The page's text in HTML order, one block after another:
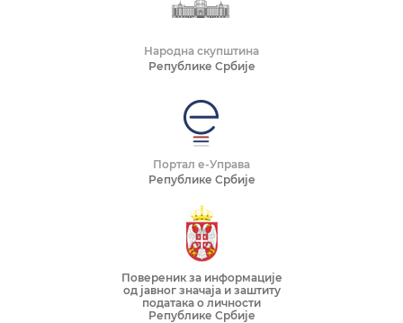
Народна скупштина
Републике Србије
Портал е-Управа
Републике Србије
Повереник за информације
од јавног значаја и заштиту
података о личности
Републике Србије